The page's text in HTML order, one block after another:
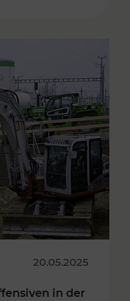
20.05.2025
in der